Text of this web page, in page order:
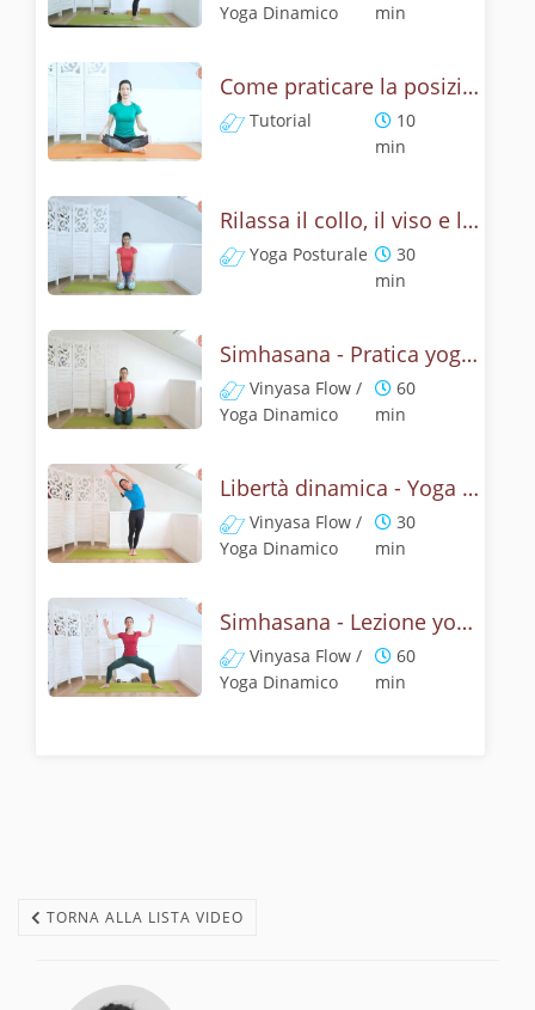
Yoga Dinamico
min
Come praticare la posizione del leone? Tutorial Simhasana
Tutorial
10
min
Rilassa il collo, il viso e le spalle - Yoga con la posizione del leone
Yoga Posturale
30
min
Simhasana - Pratica yoga con la tecnica della posizione del ruggito del leone
Vinyasa Flow /
Yoga Dinamico
60
min
Libertà dinamica - Yoga con il ruggito del leone
Vinyasa Flow /
Yoga Dinamico
30
min
Simhasana - Lezione yoga con la mitologia della posizione del ruggito del leone
Vinyasa Flow /
Yoga Dinamico
60
min
TORNA ALLA LISTA VIDEO